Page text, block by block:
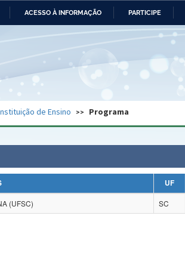
ACESSO À INFORMAÇÃO PARTICIPE
das Relações Ministério da Economia
e dos Direitos Humanos
Central do Brasil Planalto
de Ensino Programa
UF
(UFSC) SC